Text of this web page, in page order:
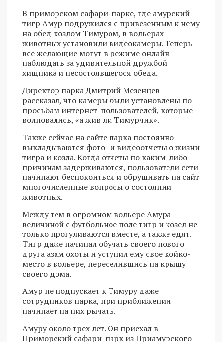
В приморском сафари-парке, где амурский
тигр Амур подружился с привезенным к нему
на обед козлом Тимуром, в вольерах
животных установили видеокамеры. Теперь
все желающие могут в режиме онлайн
наблюдать за удивительной дружбой
хищника и несостоявшегося обеда.
Директор парка Дмитрий Мезенцев
рассказал, что камеры были установлены по
просьбам интернет-пользователей, которые
волновались, «а жив ли Тимурчик».
Также сейчас на сайте парка постоянно
выкладываются фото- и видеоотчеты о жизни
тигра и козла. Когда отчеты по каким-либо
причинам задерживаются, пользователи сети
начинают беспокоиться и обрушивать на сайт
многочисленные вопросы о состоянии
животных.
Между тем в огромном вольере Амура
величиной с футбольное поле тигр и козел не
только прогуливаются вместе, а также едят.
Тигр даже начинал обучать своего нового
друга азам охоты и уступил ему свое койко-
место в вольере, переселившись на крышу
своего дома.
Амур не подпускает к Тимуру даже
сотрудников парка, при приближении
начинает на них рычать.
Амуру около трех лет. Он приехал в
Приморский сафари-парк из Приамурского